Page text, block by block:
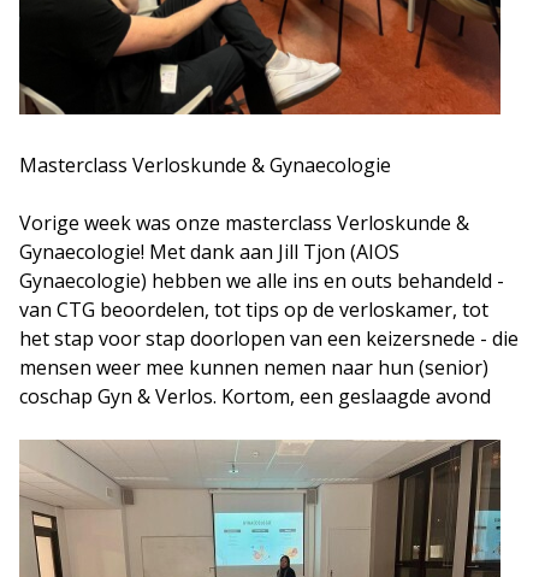
Masterclass Verloskunde & Gynaecologie
Vorige week was onze masterclass Verloskunde &
Gynaecologie! Met dank aan Jill Tjon (AIOS
Gynaecologie) hebben we alle ins en outs behandeld -
van CTG beoordelen, tot tips op de verloskamer, tot
het stap voor stap doorlopen van een keizersnede - die
mensen weer mee kunnen nemen naar hun (senior)
coschap Gyn & Verlos. Kortom, een geslaagde avond